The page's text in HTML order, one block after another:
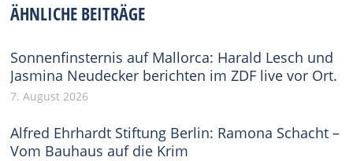
ÄHNLICHE BEITRÄGE
Sonnenfinsternis auf Mallorca: Harald Lesch und
Jasmina Neudecker berichten im ZDF live vor Ort.
7. August 2026
Alfred Ehrhardt Stiftung Berlin: Ramona Schacht –
Vom Bauhaus auf die Krim